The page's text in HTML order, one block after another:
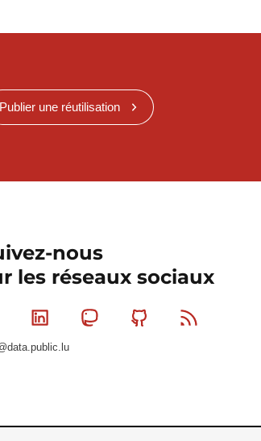
Publier une réutilisation
nous
les réseaux sociaux
Bluesky Linkedin MastodonGithub